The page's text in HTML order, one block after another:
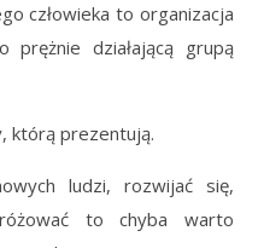
człowieka to organizacja
działającą grupą
którą prezentują.
ludzi, rozwijać się,
to chyba warto